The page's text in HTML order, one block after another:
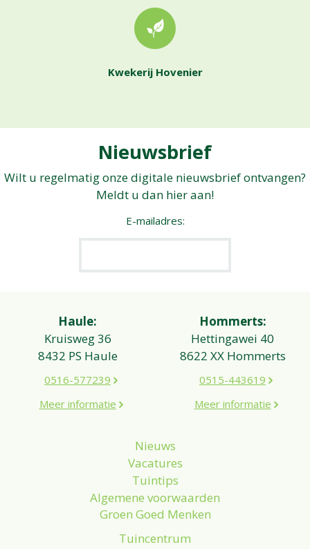
Kwekerij Hovenier
Nieuwsbrief
Wilt u regelmatig onze digitale nieuwsbrief ontvangen?
Meldt u dan hier aan!
E-mailadres:
Haule:
Kruisweg 36
8432 PS Haule
0516-577239
Meer informatie
Hommerts:
Hettingawei 40
8622 XX Hommerts
0515-443619
Meer informatie
Nieuws
Vacatures
Tuintips
Algemene voorwaarden
Groen Goed Menken
Tuincentrum